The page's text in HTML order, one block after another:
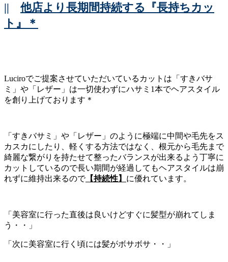
|| 他店より長期間持続する『長持ちカッ
ト』＊
Luciroでご提案させていただいているカットは「すきバサ
ミ」や「レザー」は一切使わずにハサミ1本でヘアスタイル
を創り上げております＊
「すきバサミ」や「レザー」のように極端に中間や毛先をス
カスカにしたり、軽くする方法ではなく、根元から毛先まで
綺麗な繋がりを持たせて整ったバランスが出来るよう丁寧に
カットしているので長い期間が経過してもヘアスタイルは崩
れずに維持出来るので【持続性】 に優れています。
「美容室に行った直後は良いけどすぐに髪型が崩れてしま
う・・」
「次に美容室に行く頃には髪がボサボサ・・」